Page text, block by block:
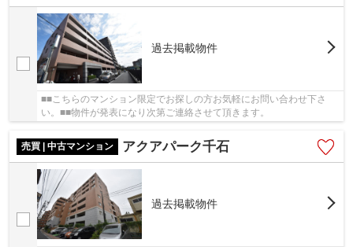
過去掲載物件
■■こちらのマンション限定でお探しの方お気軽にお問い合わせ下さ
い。■■物件が発表になり次第ご連絡させて頂きます。
売買 | 中古マンション アクアパーク千石
過去掲載物件